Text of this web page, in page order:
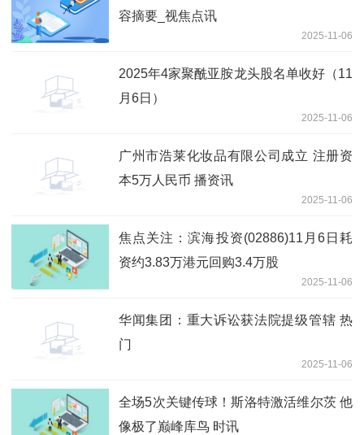
容摘要_视焦点讯
2025-11-06
2025年4家聚酰亚胺龙头股名单收好（11
月6日）
2025-11-06
广州市浩莱化妆品有限公司成立 注册资
本5万人民币 播资讯
2025-11-06
焦点关注：滨海投资(02886)11月6日耗
资约3.83万港元回购3.4万股
2025-11-06
华闻集团：重大诉讼获法院提级管辖 热
门
2025-11-06
全场5次关键传球！斯洛特激活维尔茨 他
像极了巅峰库鸟 时讯